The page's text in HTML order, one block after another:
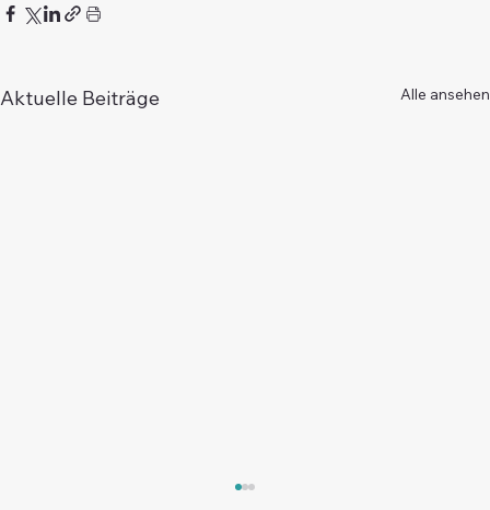
Aktuelle Beiträge Alle ansehen